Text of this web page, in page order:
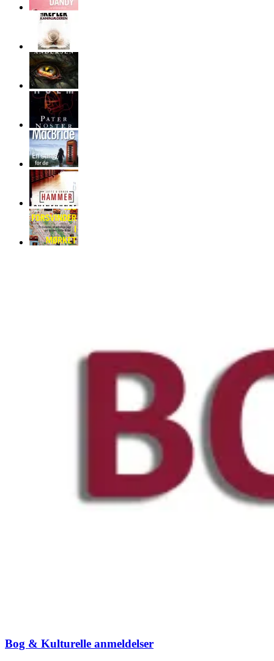
Bog & Kulturelle anmeldelser